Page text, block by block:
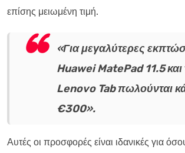
επίσης μειωμένη τιμή.
«Για μεγαλύτερες
Huawei MatePad 11.5 και
Lenovo Tab πωλούνται
€300».
Αυτές οι προσφορές είναι ιδανικές για